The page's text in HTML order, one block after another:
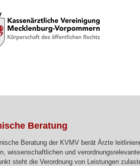
Beratung
Beratung der KVMV berät Ärzte
wissenschaftlichen und
steht die Verordnung von Leistungen